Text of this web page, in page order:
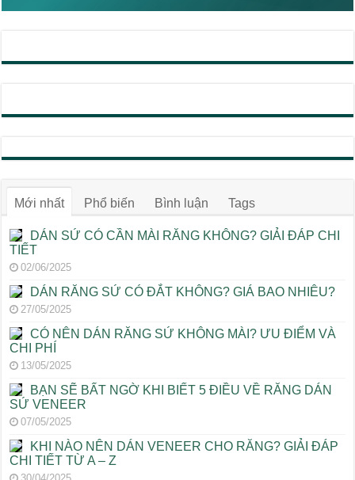
Mới nhất Phổ biến Bình luận Tags
DÁN SỨ CÓ CẦN MÀI RĂNG KHÔNG? GIẢI ĐÁP CHI
TIẾT
02/06/2025
DÁN RĂNG SỨ CÓ ĐẮT KHÔNG? GIÁ BAO NHIÊU?
27/05/2025
CÓ NÊN DÁN RĂNG SỨ KHÔNG MÀI? ƯU ĐIỂM VÀ
CHI PHÍ
13/05/2025
BẠN SẼ BẤT NGỜ KHI BIẾT 5 ĐIỀU VỀ RĂNG DÁN
SỨ VENEER
07/05/2025
KHI NÀO NÊN DÁN VENEER CHO RĂNG? GIẢI ĐÁP
CHI TIẾT TỪ A – Z